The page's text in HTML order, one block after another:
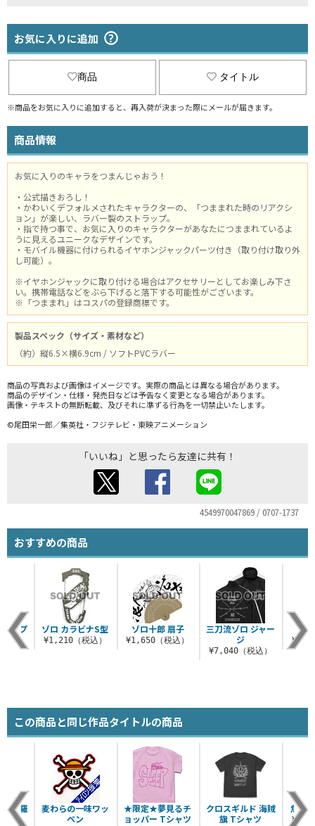
お気に入りに追加
商品 タイトル
※商品をお気に入りに追加すると、再入荷が決まった際にメールが届きます。
商品情報
お気に入りのキャラをつまんじゃおう！
・公式描きおろし！
・かわいくデフォルメされたキャラクターの、「つままれた時のリアクシ
ョン」が楽しい、ラバー製のストラップ。
・指で持つ事で、お気に入りのキャラクターがあなたにつままれているよ
うに見えるユニークなデザインです。
・モバイル機器に付けられるイヤホンジャックパーツ付き（取り付け取り外
し可能）。
※イヤホンジャックに取り付ける場合はアクセサリーとしてお楽しみ下さ
い。携帯電話などをぶら下げると落下する可能性がございます。
※「つままれ」はコスパの登録商標です。
製品スペック（サイズ・素材など）
（約）縦6.5×横6.9cm / ソフトPVCラバー
商品の写真および画像はイメージです。実際の商品とは異なる場合があります。
商品のデザイン・仕様・発売日などは予告なく変更となる場合があります。
画像・テキストの無断転載、及びそれに準ずる行為を一切禁止いたします。
©尾田栄一郎／集英社・フジテレビ・東映アニメーション
「いいね」と思ったら友達に共有！
4549970047869 / 0707-1737
おすすめの商品
ゾロ十郎 扇子
¥1,650（税込）
三刀流ゾロ ジャー
ジ
¥7,040（税込）
ゾロ
ルプ
ャツ
込）
ゾロ カラビナS型
¥1,210（税込）
この商品と同じ作品タイトルの商品
★限定★夢見るチ
ョッパー Tシャツ
クロスギルド 海賊
旗 Tシャツ
魚人
阿修羅
麦わらの一味ワッ
ペン